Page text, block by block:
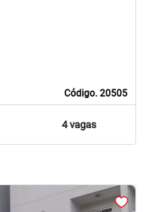
Código. 20505
4 vagas